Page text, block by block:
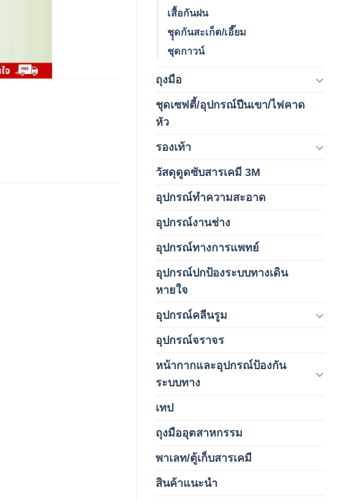
เสื้อกันฝน
ชุุดกันสะเก็ต/เอี๊ยม
ชุดกาวน์
ถุงมือ
ชุดเซฟตี้/อุปกรณ์ปีนเขา/ไฟคาด
หัว
รองเท้า
วัสดุดูดซับสารเคมี 3M
อุปกรณ์ทำความสะอาด
อุปกรณ์งานช่าง
อุปกรณ์ทางการแพทย์
อุปกรณ์ปกป้องระบบทางเดิน
หายใจ
อุปกรณ์คลีนรูม
อุปกรณ์จราจร
หน้ากากและอุปกรณ์ป้องกัน
ระบบทาง
เทป
ถุงมืออุตสาหกรรม
พาเลท/ตู้เก็บสารเคมี
สินค้าแนะนำ